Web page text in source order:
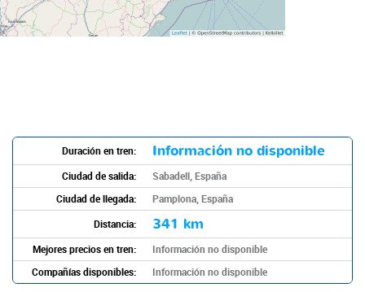
Duración en tren: Información no disponible
Ciudad de salida:
Sabadell, España
Ciudad de llegada:
Pamplona, España
Distancia:
341 km
Mejores precios en tren:
Información no disponible
Compañías disponibles:
Información no disponible